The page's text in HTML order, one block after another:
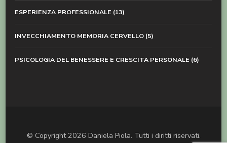
ESPERIENZA PROFESSIONALE (13)
INVECCHIAMENTO MEMORIA CERVELLO (5)
PSICOLOGIA DEL BENESSERE E CRESCITA PERSONALE (6)
© Copyright 2026 Daniela Piola. Tutti i diritti riservati.